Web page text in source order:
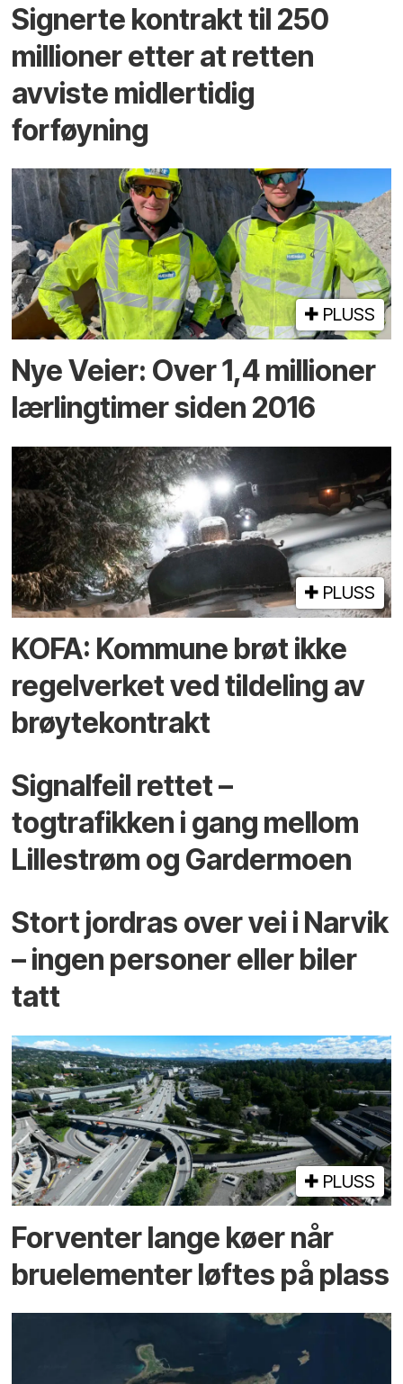
Signerte kontrakt til 250
millioner etter at retten
avviste midlertidig
forføyning
PLUSS
Nye Veier: Over 1,4 millioner
lærlingtimer siden 2016
PLUSS
KOFA: Kommune brøt ikke
regelverket ved tildeling av
brøytekontrakt
Signalfeil rettet –
togtrafikken i gang mellom
Lillestrøm og Gardermoen
Stort jordras over vei i Narvik
– ingen personer eller biler
tatt
PLUSS
Forventer lange køer når
bru­elementer løftes på plass